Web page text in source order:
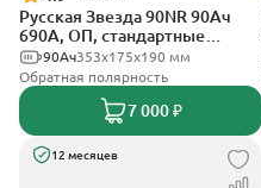
Русская Звезда 90NR 90Ач
690А, ОП, стандартные
клеммы353x175x190 мм
90Ач
Обратная полярность
7 000 ₽
12 месяцев